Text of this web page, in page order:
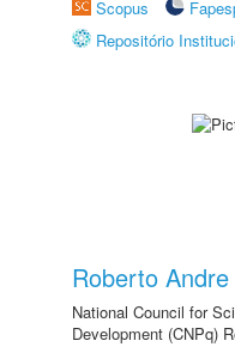
Scopus
Repositório
Roberto
National Council for
Development (CNPq)